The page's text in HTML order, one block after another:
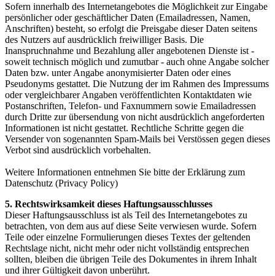
Sofern innerhalb des Internetangebotes die Möglichkeit zur Eingabe
persönlicher oder geschäftlicher Daten (Emailadressen, Namen,
Anschriften) besteht, so erfolgt die Preisgabe dieser Daten seitens
des Nutzers auf ausdrücklich freiwilliger Basis. Die
Inanspruchnahme und Bezahlung aller angebotenen Dienste ist -
soweit technisch möglich und zumutbar - auch ohne Angabe solcher
Daten bzw. unter Angabe anonymisierter Daten oder eines
Pseudonyms gestattet. Die Nutzung der im Rahmen des Impressums
oder vergleichbarer Angaben veröffentlichten Kontaktdaten wie
Postanschriften, Telefon- und Faxnummern sowie Emailadressen
durch Dritte zur übersendung von nicht ausdrücklich angeforderten
Informationen ist nicht gestattet. Rechtliche Schritte gegen die
Versender von sogenannten Spam-Mails bei Verstössen gegen dieses
Verbot sind ausdrücklich vorbehalten.
Weitere Informationen entnehmen Sie bitte der Erklärung zum
Datenschutz (Privacy Policy)
5. Rechtswirksamkeit dieses Haftungsausschlusses
Dieser Haftungsausschluss ist als Teil des Internetangebotes zu
betrachten, von dem aus auf diese Seite verwiesen wurde. Sofern
Teile oder einzelne Formulierungen dieses Textes der geltenden
Rechtslage nicht, nicht mehr oder nicht vollständig entsprechen
sollten, bleiben die übrigen Teile des Dokumentes in ihrem Inhalt
und ihrer Gültigkeit davon unberührt.